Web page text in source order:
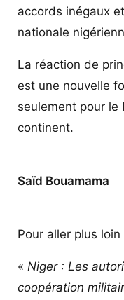
accords inégaux
nationale
La réaction de
est une nouvelle
seulement pour le
continent.
Saïd Bouamama
Pour aller plus loin
« Niger : Les
coopération